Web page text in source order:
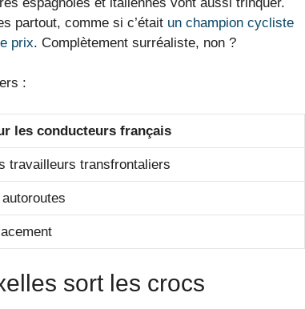
partout, comme si c’était un champion cycliste
prix. Complètement surréaliste, non ?
:
les conducteurs français
travailleurs transfrontaliers
sort les crocs